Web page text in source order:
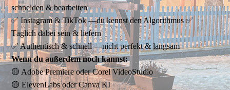
schneiden & bearbeiten
✅ Instagram & TikTok —du kennst den Algorithmus ✅
Täglich dabei sein & liefern
✅ Authentisch & schnell —nicht perfekt & langsam
Wenn du außerdem noch kannst:
🟡 Adobe Premiere oder Corel VideoStudio
🟡 ElevenLabs oder Canva KI